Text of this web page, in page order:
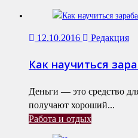
12.10.2016 Редакция
Как научиться
Деньги — это средство
получают хороший...
Работа и отдых